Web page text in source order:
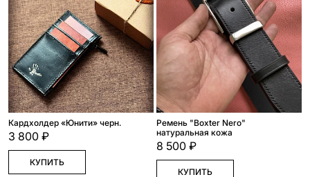
Кардхолдер «Юнити» черн.
3 800 ₽
КУПИТЬ
Ремень "Boxter Nero"
натуральная кожа
8 500 ₽
КУПИТЬ